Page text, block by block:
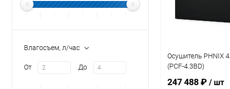
Влагосъем, л/час
От До
Осушитель PHNIX
(PCF-4.3BD)
247 488 ₽ / шт